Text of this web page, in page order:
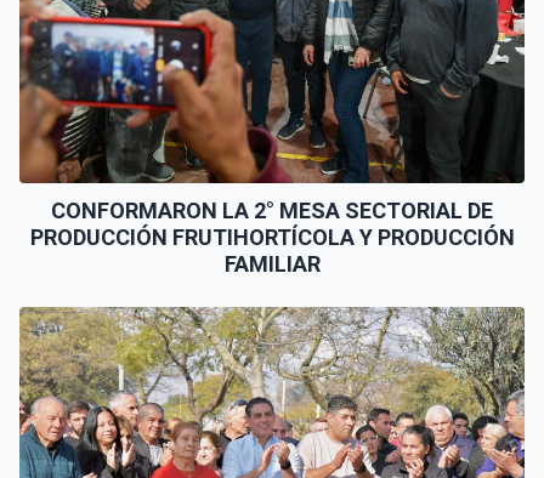
CONFORMARON LA 2° MESA SECTORIAL DE
PRODUCCIÓN FRUTIHORTÍCOLA Y PRODUCCIÓN
FAMILIAR